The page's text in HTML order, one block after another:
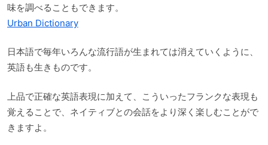
味を調べることもできます。
Urban Dictionary
日本語で毎年いろんな流行語が生まれては消えていくように、
英語も生きものです。
上品で正確な英語表現に加えて、こういったフランクな表現も
覚えることで、ネイティブとの会話をより深く楽しむことがで
きますよ。